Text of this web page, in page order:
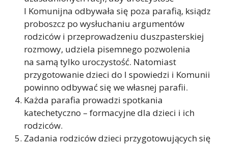
I Komunijna odbywała się poza parafią, ksiądz
proboszcz po wysłuchaniu argumentów
rodziców i przeprowadzeniu duszpasterskiej
rozmowy, udziela pisemnego pozwolenia
na samą tylko uroczystość. Natomiast
przygotowanie dzieci do I spowiedzi i Komunii
powinno odbywać się we własnej parafii.
Każda parafia prowadzi spotkania
katechetyczno – formacyjne dla dzieci i ich
rodziców.
Zadania rodziców dzieci przygotowujących się